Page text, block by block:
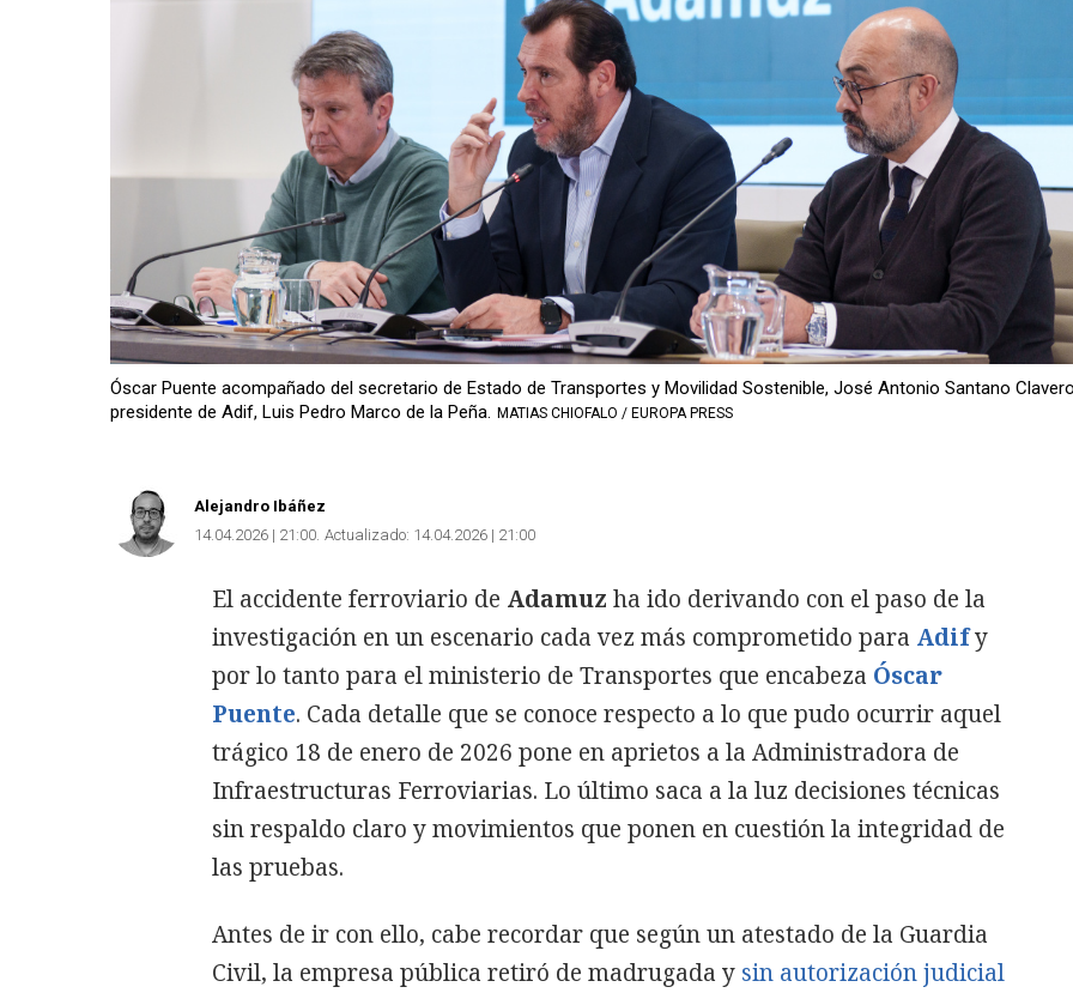
Óscar Puente acompañado del secretario de Estado de Transportes y Movilidad Sostenible, José Antonio Santano
presidente de Adif, Luis Pedro Marco de la Peña. MATIAS CHIOFALO / EUROPA PRESS
Alejandro Ibáñez
14.04.2026 | 21:00 Actualizado: 14.04.2026 | 21:00
El accidente ferroviario de Adamuz ha ido derivando con el paso de la
investigación en un escenario cada vez más comprometido para Adify
por lo tanto para el ministerio de Transportes que encabeza Óscar
Puente. Cada detalle que se conoce respecto a lo que pudo ocurrir aquel
trágico 18 de enero de 2026 pone en aprietos a la Administradora de
Infraestructuras Ferroviarias. Lo último saca a la luz decisiones técnicas
sin respaldo claro y movimientos que ponen en cuestión la integridad de
las pruebas.
Antes de ir con ello, cabe recordar que según un atestado de la Guardia
Civil, la empresa pública retiró de madrugada y sin autorización judicial